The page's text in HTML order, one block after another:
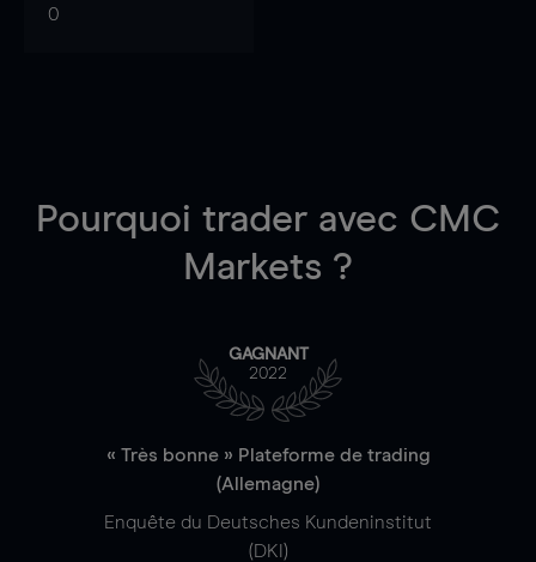
0
Pourquoi trader avec CMC
Markets ?
GAGNANT
2022
« Très bonne » Plateforme de trading
(Allemagne)
Enquête du Deutsches Kundeninstitut
(DKI)